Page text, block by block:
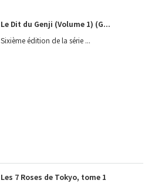
Le Dit du Genji (Volume 1) (G...
Sixième édition de la série ...
Les 7 Roses de Tokyo, tome 1